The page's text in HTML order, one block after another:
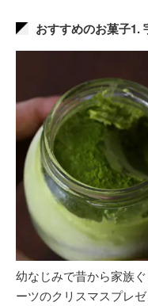
おすすめのお菓子1.
幼なじみで昔から家族
ーツのクリスマスプレ